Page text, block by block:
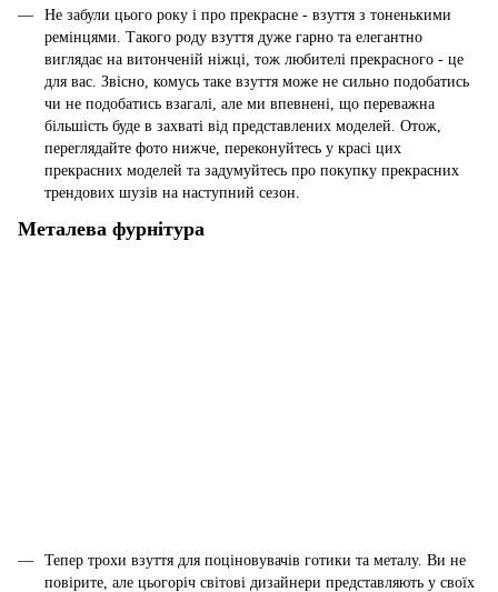
Не забули цього року і про прекрасне - взуття з тоненькими
ремінцями. Такого роду взуття дуже гарно та елегантно
виглядає на витонченій ніжці, тож любителі прекрасного - це
для вас. Звісно, комусь таке взуття може не сильно подобатись
чи не подобатись взагалі, але ми впевнені, що переважна
більшість буде в захваті від представлених моделей. Отож,
переглядайте фото нижче, переконуйтесь у красі цих
прекрасних моделей та задумуйтесь про покупку прекрасних
трендових шузів на наступний сезон.
Металева фурнітура
Тепер трохи взуття для поціновувачів готики та металу. Ви не
повірите, але цьогоріч світові дизайнери представляють у своїх